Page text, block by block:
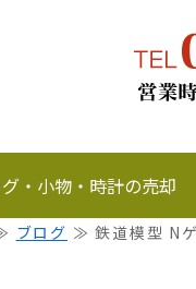
、金、プラ
・小物・時計の売却
ブログ ≫ 鉄道模型 N